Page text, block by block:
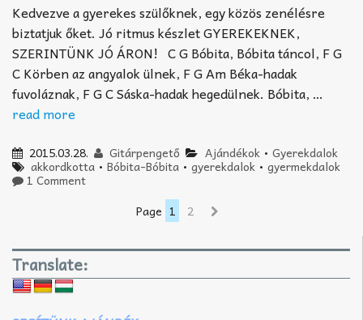
Kedvezve a gyerekes szülőknek, egy közös zenélésre
biztatjuk őket. Jó ritmus készlet GYEREKEKNEK,
SZERINTÜNK JÓ ÁRON! C G Bóbita, Bóbita táncol, F G
C Körben az angyalok ülnek, F G Am Béka-hadak
fuvoláznak, F G C Sáska-hadak hegedülnek. Bóbita, …
read more
2015.03.28. Gitárpengető Ajándékok• Gyerekdalok
akkordkotta •Bóbita-Bóbita •gyerekdalok •gyermekdalok
1 Comment
Page 1 2
Translate: